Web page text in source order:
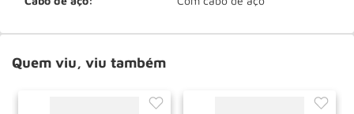
Quem viu, viu também